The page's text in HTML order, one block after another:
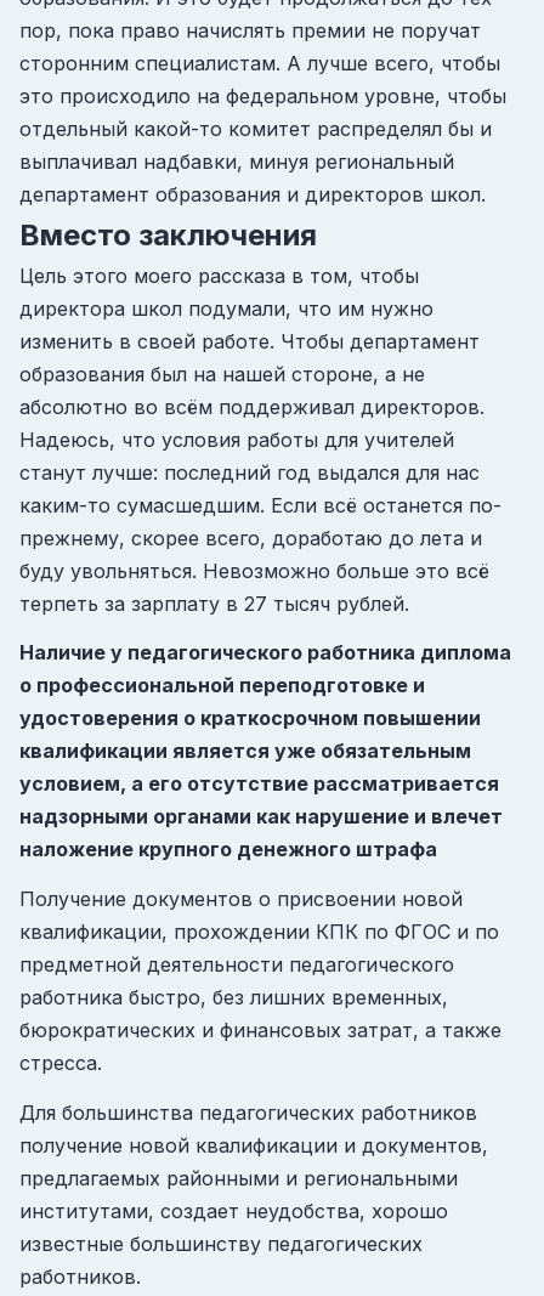
пор, пока право начислять премии не поручат
сторонним специалистам. А лучше всего, чтобы
это происходило на федеральном уровне, чтобы
отдельный какой-то комитет распределял бы и
выплачивал надбавки, минуя региональный
департамент образования и директоров школ.
Вместо заключения
Цель этого моего рассказа в том, чтобы
директора школ подумали, что им нужно
изменить в своей работе. Чтобы департамент
образования был на нашей стороне, а не
абсолютно во всём поддерживал директоров.
Надеюсь, что условия работы для учителей
станут лучше: последний год выдался для нас
каким-то сумасшедшим. Если всё останется по-
прежнему, скорее всего, доработаю до лета и
буду увольняться. Невозможно больше это всё
терпеть за зарплату в 27 тысяч рублей.
Наличие у педагогического работника диплома
о профессиональной переподготовке и
удостоверения о краткосрочном повышении
квалификации является уже обязательным
условием, а его отсутствие рассматривается
надзорными органами как нарушение и влечет
наложение крупного денежного штрафа
Получение документов о присвоении новой
квалификации, прохождении КПК по ФГОС и по
предметной деятельности педагогического
работника быстро, без лишних временных,
бюрократических и финансовых затрат, а также
стресса.
Для большинства педагогических работников
получение новой квалификации и документов,
предлагаемых районными и региональными
институтами, создает неудобства, хорошо
известные большинству педагогических
работников.